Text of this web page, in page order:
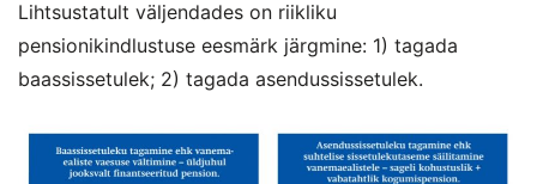
Lihtsustatult väljendades on riikliku
pensionikindlustuse eesmärk järgmine: 1) tagada
baassissetulek; 2) tagada asendussissetulek.